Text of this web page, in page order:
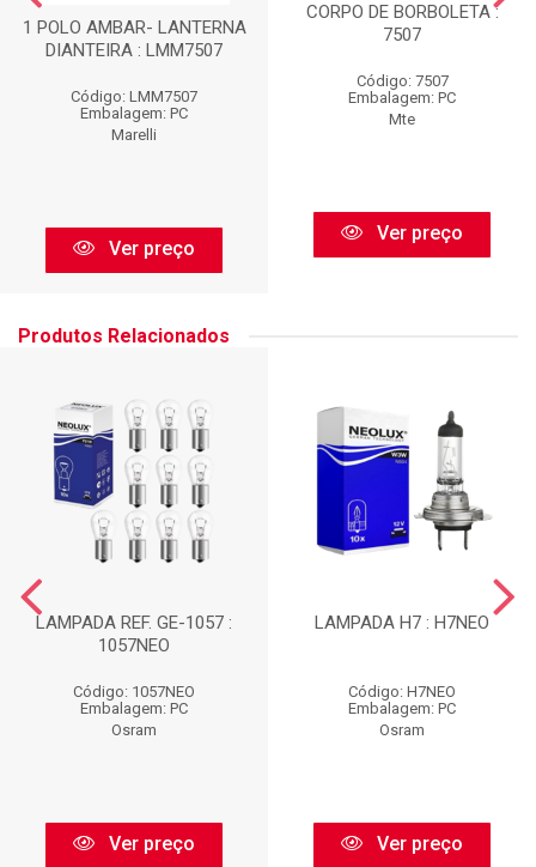
1 POLO AMBAR- LANTERNA
DIANTEIRA : LMM7507
Código: LMM7507
Embalagem: PC
Marelli
Ver preço
CORPO DE BORBOLETA :
7507
Código: 7507
Embalagem: PC
Mte
Ver preço
Produtos Relacionados
LAMPADA REF. GE-1057 :
1057NEO
Código: 1057NEO
Embalagem: PC
Osram
Ver preço
LAMPADA H7 : H7NEO
Código: H7NEO
Embalagem: PC
Osram
Ver preço